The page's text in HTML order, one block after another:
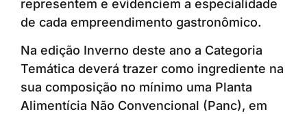
representem e evidenciem a especialidade
de cada empreendimento gastronômico.
Na edição Inverno deste ano a Categoria
Temática deverá trazer como ingrediente na
sua composição no mínimo uma Planta
Alimentícia Não Convencional (Panc), em